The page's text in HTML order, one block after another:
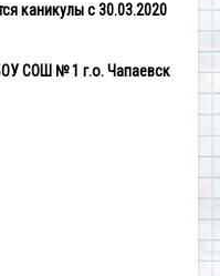
каникулы с 30.03.2020
СОШ № 1 г.о. Чапаевск